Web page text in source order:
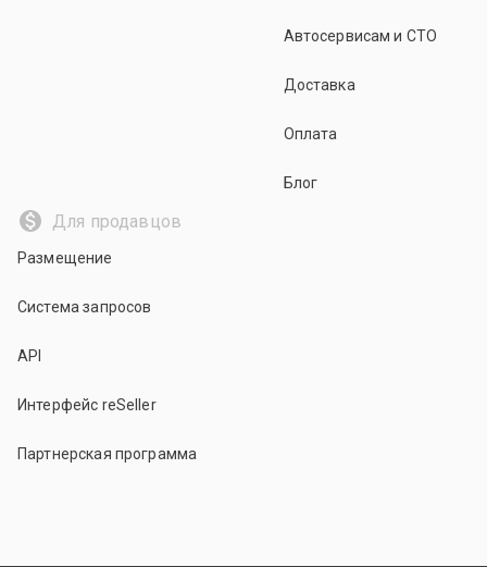
Автосервисам и СТО
Доставка
Оплата
Блог
Для продавцов
Размещение
Система запросов
API
Интерфейс reSeller
Партнерская программа